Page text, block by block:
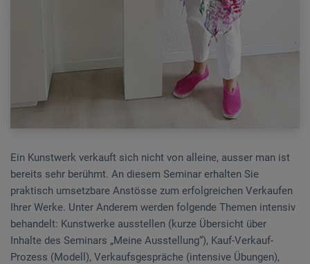
Ein Kunstwerk verkauft sich nicht von alleine, ausser man ist
bereits sehr berühmt. An diesem Seminar erhalten Sie
praktisch umsetzbare Anstösse zum erfolgreichen Verkaufen
Ihrer Werke. Unter Anderem werden folgende Themen intensiv
behandelt: Kunstwerke ausstellen (kurze Übersicht über
Inhalte des Seminars „Meine Ausstellung“), Kauf-Verkauf-
Prozess (Modell), Verkaufsgespräche (intensive Übungen),